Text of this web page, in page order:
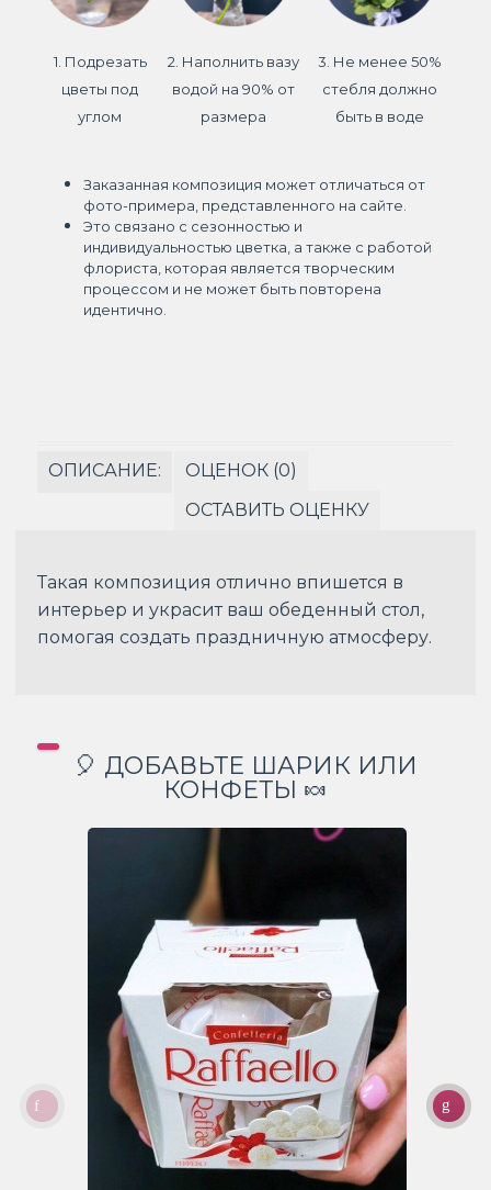
1. Подрезать
цветы под
углом
2. Наполнить вазу
водой на 90% от
размера
3. Не менее 50%
стебля должно
быть в воде
Заказанная композиция может отличаться от
фото-примера, представленного на сайте.
Это связано с сезонностью и
индивидуальностью цветка, а также с работой
флориста, которая является творческим
процессом и не может быть повторена
идентично.
ОПИСАНИЕ:
ОЦЕНОК (0)
ОСТАВИТЬ ОЦЕНКУ
Такая композиция отлично впишется в
интерьер и украсит ваш обеденный стол,
помогая создать праздничную атмосферу.
🎈 ДОБАВЬТЕ ШАРИК ИЛИ
КОНФЕТЫ 🍬